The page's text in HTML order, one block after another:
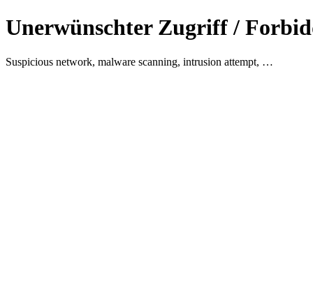
Unerwünschter Zugriff /
Suspicious network, malware scanning, intrusion attempt, …